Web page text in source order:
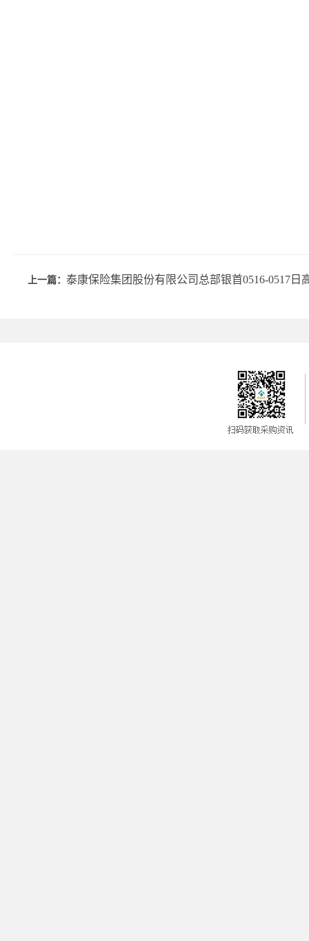
上一篇： 泰康保险集团股份有限公司总部银首0516-0517